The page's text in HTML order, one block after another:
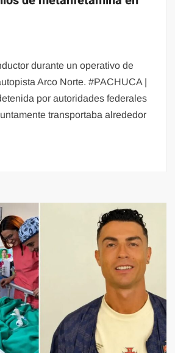
durante un operativo de
Arco Norte. #PACHUCA |
por autoridades federales
transportaba alrededor